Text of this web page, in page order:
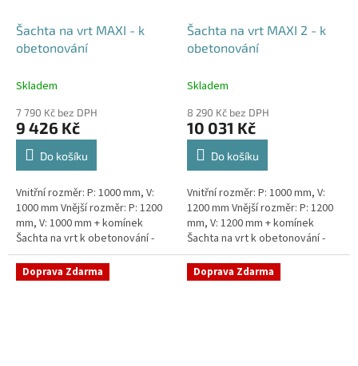
Šachta na vrt MAXI - k
obetonování
Skladem
7 790 Kč bez DPH
9 426 Kč
Do košíku
Vnitřní rozměr: P: 1000 mm, V:
1000 mm Vnější rozměr: P: 1200
mm, V: 1000 mm + komínek
Šachta na vrt k obetonování -
vhodná pod parkovací stání,
komunikace nebo do míst...
Šachta na vrt MAXI 2 - k
obetonování
Skladem
8 290 Kč bez DPH
10 031 Kč
Do košíku
Vnitřní rozměr: P: 1000 mm, V:
1200 mm Vnější rozměr: P: 1200
mm, V: 1200 mm + komínek
Šachta na vrt k obetonování -
vhodná pod parkovací stání,
komunikace nebo do míst...
Doprava Zdarma Doprava Zdarma